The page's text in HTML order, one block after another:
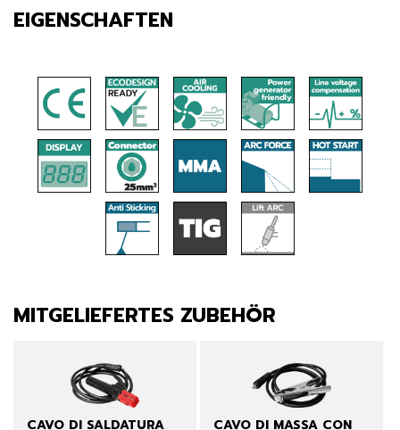
EIGENSCHAFTEN
MITGELIEFERTES ZUBEHÖR
CAVO DI SALDATURA CAVO DI MASSA CON